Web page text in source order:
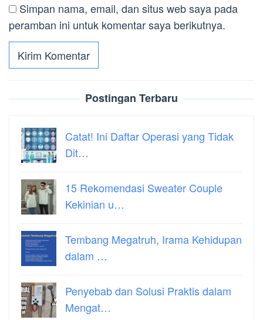
Simpan nama, email, dan situs web saya pada
peramban ini untuk komentar saya berikutnya.
Postingan Terbaru
Catat! Ini Daftar Operasi yang Tidak
Dit…
15 Rekomendasi Sweater Couple
Kekinian u…
Tembang Megatruh, Irama Kehidupan
dalam …
Penyebab dan Solusi Praktis dalam
Mengat…